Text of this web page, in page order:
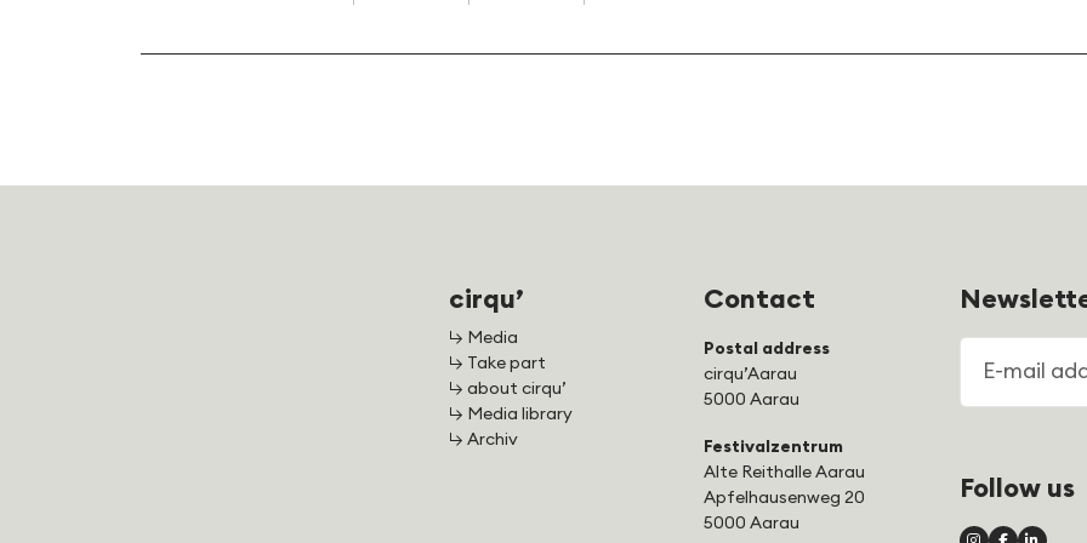
cirqu’
↳ Media
↳ Take part
↳ about cirqu’
↳ Media library
↳ Archiv
Contact
Postal address
cirqu’Aarau
5000 Aarau
Festivalzentrum
Alte Reithalle Aarau
Apfelhausenweg 20
5000 Aarau
Follow us